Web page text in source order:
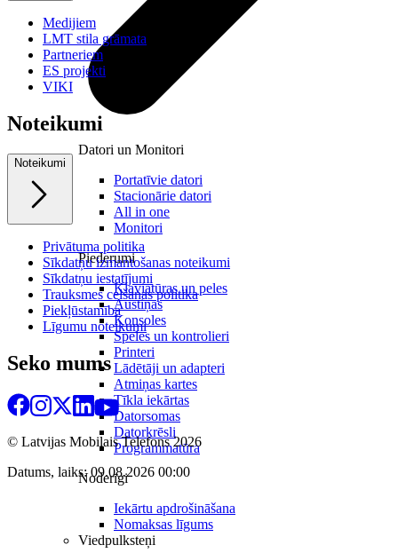
Datori un Monitori
Portatīvie datori
Stacionārie datori
All in one
Monitori
Piederumi
Klaviatūras un peles
Austiņas
Konsoles
Spēles un kontrolieri
Printeri
Lādētāji un adapteri
Atmiņas kartes
Tīkla iekārtas
Datorsomas
Datorkrēsli
Programmatūra
Noderīgi
Iekārtu apdrošināšana
Nomaksas līgums
Viedpulksteņi
Medijiem
LMT stila grāmata
Partneriem
ES projekti
VIKI
Noteikumi
Noteikumi
Privātuma politika
Sīkdatņu izmantošanas noteikumi
Sīkdatņu iestatījumi
Trauksmes celšanas politika
Piekļūstamība
Līgumu noteikumi
Seko mums
© Latvijas Mobilais Telefons2026
Datums, laiks: 09.08.2026 00:00